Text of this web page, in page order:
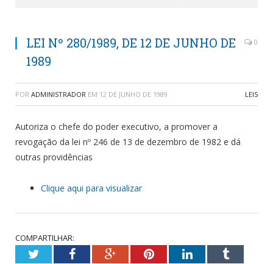
LEI Nº 280/1989, DE 12 DE JUNHO DE
1989
0
POR ADMINISTRADOR EM 12 DE JUNHO DE 1989 LEIS
Autoriza o chefe do poder executivo, a promover a
revogação da lei nº 246 de 13 de dezembro de 1982 e dá
outras providências
Clique aqui para visualizar
COMPARTILHAR:
TwitterFacebookGoogle+PinterestLinkedInTumblr